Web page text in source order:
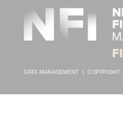
DATA MANAGEMENT COPYRIGHT